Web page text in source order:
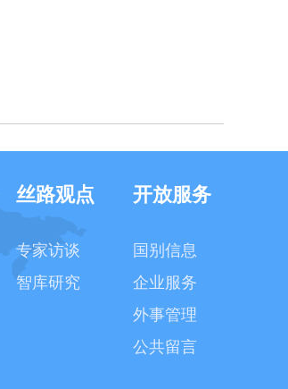
丝路观点
专家访谈
智库研究
开放服务
国别信息
企业服务
外事管理
公共留言